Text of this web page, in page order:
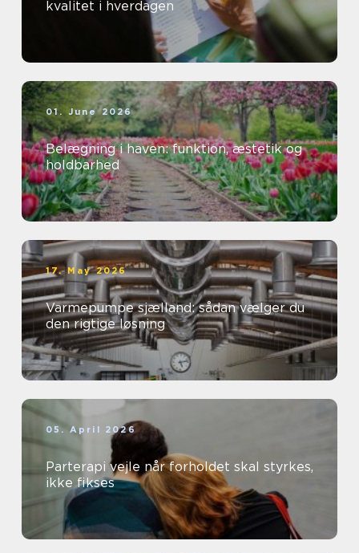
kvalitet i hverdagen
01. June 2026
Belægning i haven: funktion, æstetik og
holdbarhed
17. May 2026
Varmepumpe sjælland: sådan vælger du
den rigtige løsning
05. April 2026
Parterapi vejle når forholdet skal styrkes,
ikke fikses